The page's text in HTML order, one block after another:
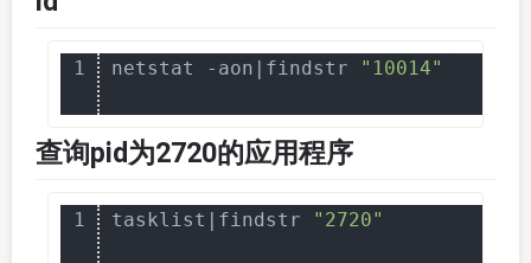
1 netstat -aon|findstr "10014"
查询pid为2720的应用程序
1 tasklist|findstr "2720"